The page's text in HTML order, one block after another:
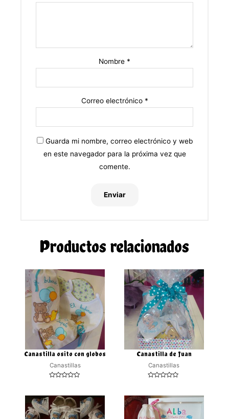
Nombre *
Correo electrónico *
Guarda mi nombre, correo electrónico y web
en este navegador para la próxima vez que
comente.
Productos relacionados
Canastilla osito con globos
Canastillas
0
de
5
Canastilla de Juan
Canastillas
0
de
5